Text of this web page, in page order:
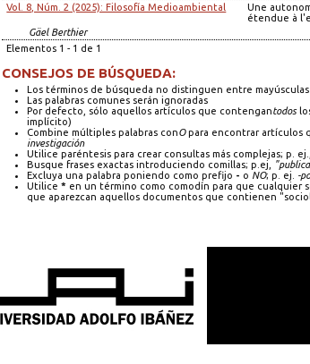
Vol. 8, Núm. 2 (2025): Filosofía Medioambiental
Une
étendue à
Gäel Berthier
Elementos 1 - 1 de 1
CONSEJOS DE BÚSQUEDA:
Los términos de búsqueda no distinguen entre mayúsculas
Las palabras comunes serán ignoradas
Por defecto, sólo aquellos artículos que contengantodos
implícito)
Combine múltiples palabras conOpara encontrar artículos
investigación
Utilice paréntesis para crear consultas más complejas; p. ej.,
Busque frases exactas introduciendo comillas; p.ej,
Excluya una palabra poniendo como prefijo - o NO; p. ej. -
Utilice * en un término como comodín para que cualquier
que aparezcan aquellos documentos que contienen